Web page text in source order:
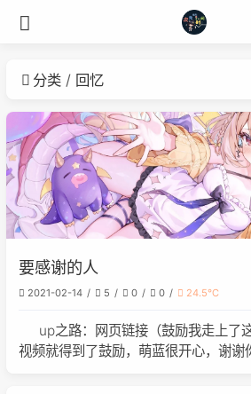
分类 回忆
要感谢的人
2021-02-14 5 0 0 24.5℃
up之路：网页链接（鼓励我走上了
视频就得到了鼓励，萌蓝很开心，谢谢